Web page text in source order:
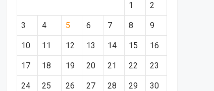
1 2
3 4 5 6 7 8 9
10 11 12 13 14 15 16
17 18 19 20 21 22 23
24 25 26 27 28 29 30